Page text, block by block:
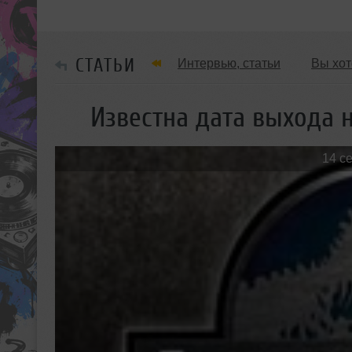
СТАТЬИ Интервью, статьи Вы
Известна дата выхода
14